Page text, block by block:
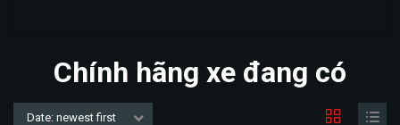
Chính hãng xe đang có
Date: newest first